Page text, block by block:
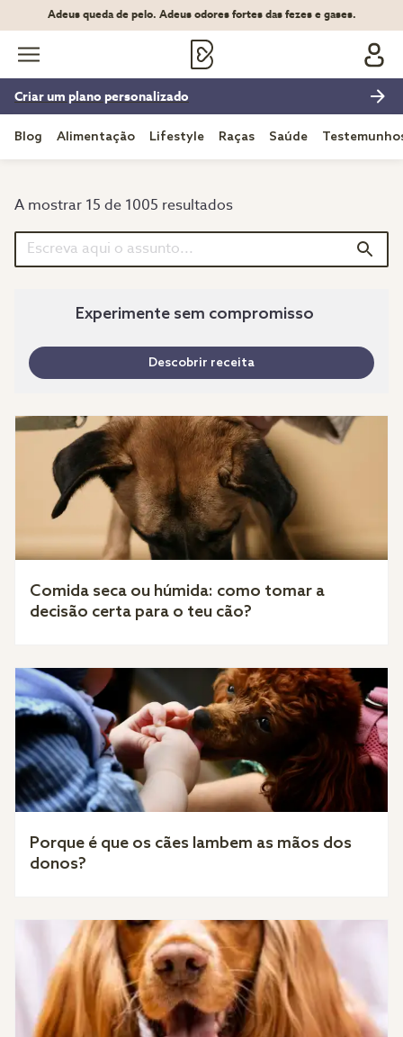
Adeus queda de pelo. Adeus odores fortes das fezes e gases.
Criar um plano personalizado
Blog Alimentação Lifestyle Raças Saúde
A mostrar 15 de 1005 resultados
Experimente sem compromisso
Descobrir receita
Comida seca ou húmida: como tomar a
decisão certa para o teu cão?
Porque é que os cães lambem as mãos dos
donos?